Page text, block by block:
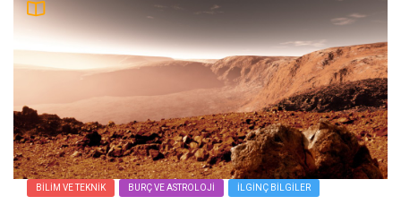
BILIM VE TEKNIK BURÇ VE ASTROLOJI İLGINÇ BILGILER